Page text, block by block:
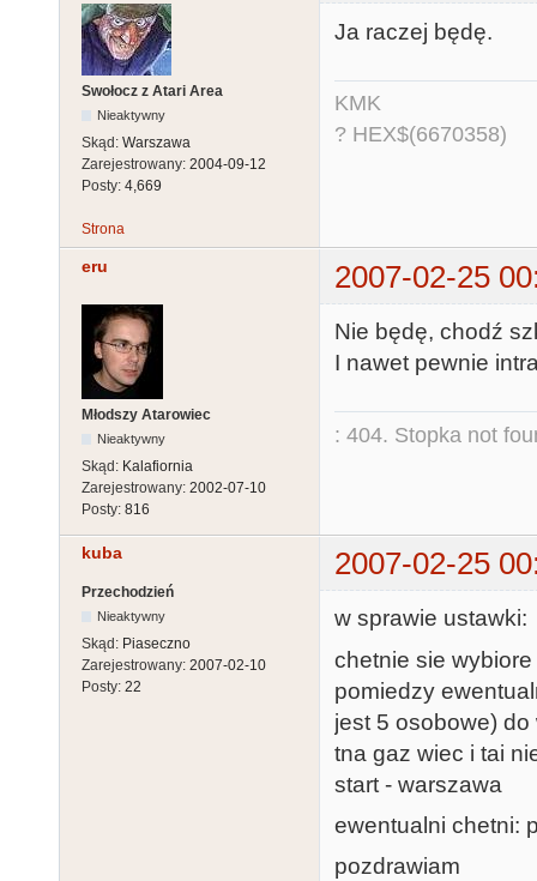
Swołocz z Atari Area
Nieaktywny
Skąd: Warszawa
Zarejestrowany: 2004-09-12
Posty: 4,669
Ja raczej będę.
KMK
? HEX$(6670358)
Strona
eru 2007-02-25
Młodszy Atarowiec
Nieaktywny
Skąd: Kalafiornia
Zarejestrowany: 2002-07-10
Posty: 816
Nie będę, chodź
I nawet pewnie
: 404. Stopka not
kuba 2007-02-25
Przechodzień
Nieaktywny
Skąd: Piaseczno
Zarejestrowany: 2007-02-10
Posty: 22
w sprawie ustawki:
chetnie sie
pomiedzy
jest 5 osobowe)
tna gaz wiec i tai
start - warszawa
ewentualni chetni:
pozdrawiam